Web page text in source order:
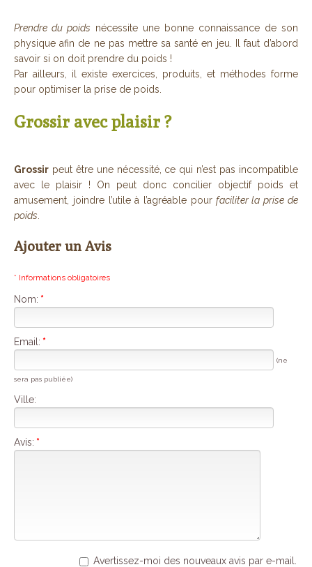
Prendre du poids nécessite une bonne connaissance de son
physique afin de ne pas mettre sa santé en jeu. Il faut d’abord
savoir si on doit prendre du poids !
Par ailleurs, il existe exercices, produits, et méthodes forme
pour optimiser la prise de poids.
Grossir avec plaisir ?
Grossir peut être une nécessité, ce qui n’est pas incompatible
avec le plaisir ! On peut donc concilier objectif poids et
amusement, joindre l’utile à l’agréable pourfaciliter la prise de
poids
Ajouter un Avis
* Informations obligatoires
Nom: *
Email: *
(ne
sera pas publiée)
Ville:
Avis: *
Avertissez-moi des nouveaux avis par e-mail.